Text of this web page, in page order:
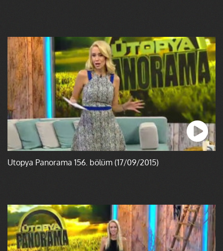
Ütopya Panorama 156. bölüm (17/09/2015)